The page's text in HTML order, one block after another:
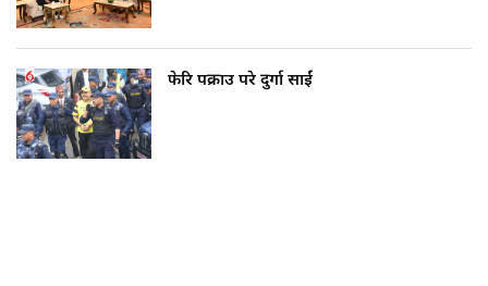
फेरि पक्राउ परे दुर्गा प्रसाईं